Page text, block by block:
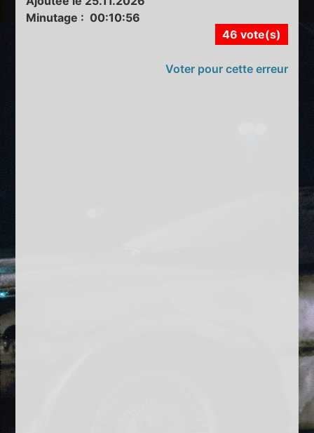
Minutage : 00:10:56
46 vote(s)
Voter pour cette erreur